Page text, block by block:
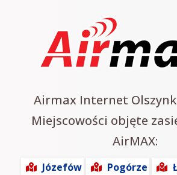
Airmax Internet
Miejscowości objęte
AirMAX:
Józefów Pogórze